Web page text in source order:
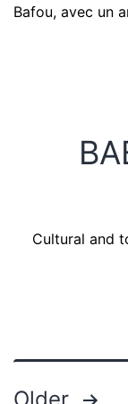
Bafou, avec un
Cultural and